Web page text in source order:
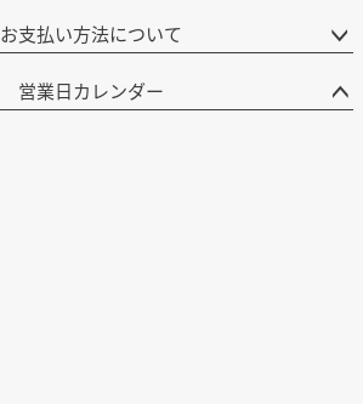
お支払い方法について
営業日カレンダー